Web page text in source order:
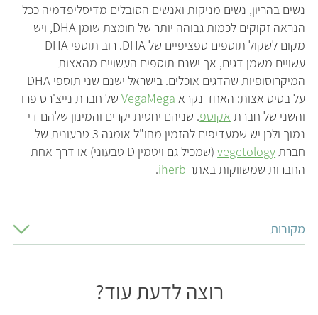
נשים בהריון, נשים מניקות ואנשים הסובלים מדיסליפדמיה ככל
הנראה זקוקים לכמות גבוהה יותר של חומצת שומן DHA, ויש
מקום לשקול תוספים ספציפיים של DHA. רוב תוספי DHA
עשויים משמן דגים, אך ישנם תוספים העשויים מהאצות
המיקרוסופיות שהדגים אוכלים. בישראל ישנם שני תוספי DHA
על בסיס אצות: האחד נקרא VegaMegaשל חברת נייצ'רס פרו
והשני של חברת אקוספ. שניהם יחסית יקרים והמינון שלהם די
נמוך ולכן יש שמעדיפים להזמין מחו"ל אומגה 3 טבעונית של
חברתvegetology
(שמכיל גם ויטמין D טבעוני) או דרך אחת
החברות שמשווקות באתר iherb
.
מקורות
רוצה לדעת עוד?